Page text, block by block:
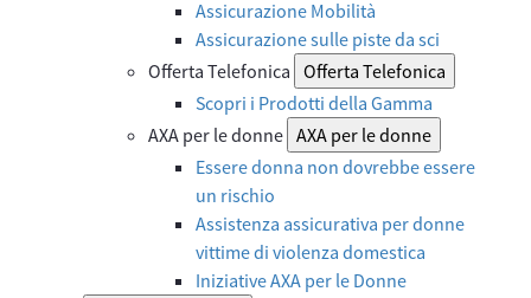
Assicurazione Mobilità
Assicurazione sulle piste da sci
Offerta Telefonica Offerta Telefonica
Scopri i Prodotti della Gamma
AXA per le donne AXA per le donne
Essere donna non dovrebbe essere
un rischio
Assistenza assicurativa per donne
vittime di violenza domestica
Iniziative AXA per le Donne